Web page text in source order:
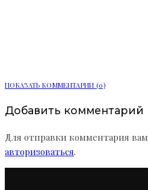
ПОКАЗАТЬ КОММЕНТАРИИ (0)
Добавить комментарий
Для отправки комментария
авторизоваться.